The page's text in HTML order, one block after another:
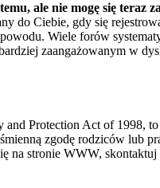
ale nie mogę się teraz
do Ciebie, gdy się
Wiele forów
zaangażowanym w
Protection Act of 1998,
zgodę rodziców lub
na stronie WWW,